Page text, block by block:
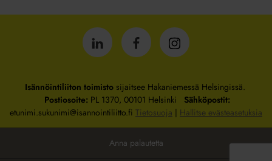
IsännöintiliittoIsännöintiliittoIsännöintiliitto
Isännöintiliiton toimistosijaitsee Hakaniemessä Helsingissä.
Postiosoite: PL 1370, 00101 Helsinki Sähköpostit:
etunimi.sukunimi@isannointiliitto.fi Tietosuoja | Hallitse evästeasetuksia
Anna palautetta